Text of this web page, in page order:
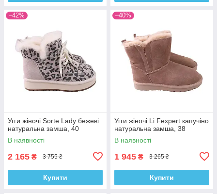
–42%
Угги жіночі Sorte Lady бежеві
натуральна замша, 40
В наявності
2 165 ₴ 3 755 ₴
Купити
–40%
Угги жіночі Li Fexpert капучіно
натуральна замша, 38
В наявності
1 945 ₴ 3 265 ₴
Купити